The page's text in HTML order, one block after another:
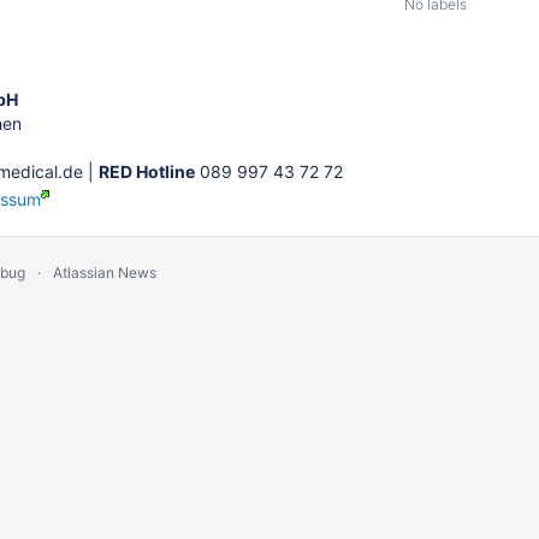
No labels
| RED Hotline089 997 43 72 72
Atlassian News